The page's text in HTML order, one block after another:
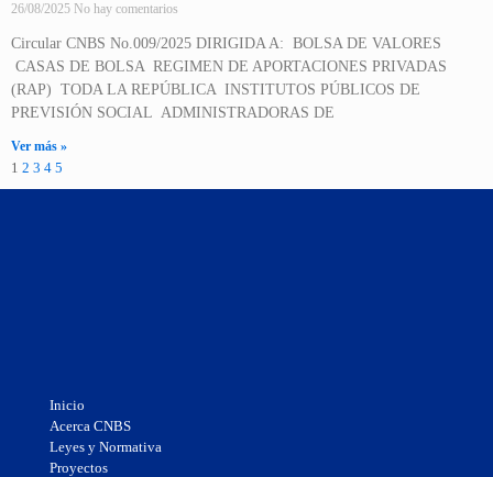
26/08/2025 No hay comentarios
Circular CNBS No.009/2025 DIRIGIDA A: BOLSA DE VALORES
CASAS DE BOLSA REGIMEN DE APORTACIONES PRIVADAS
(RAP) TODA LA REPÚBLICA INSTITUTOS PÚBLICOS DE
PREVISIÓN SOCIAL ADMINISTRADORAS DE
Ver más »
1 2 3 4 5
Inicio
Acerca CNBS
Leyes y Normativa
Proyectos